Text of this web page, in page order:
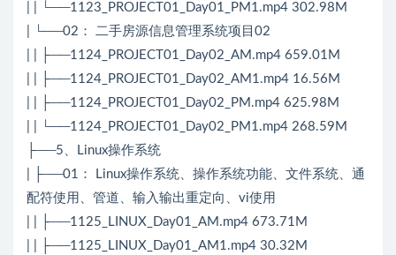
| | └──1123_PROJECT01_Day01_PM1.mp4 302.98M
| └──02： 二手房源信息管理系统项目02
| | ├──1124_PROJECT01_Day02_AM.mp4 659.01M
| | ├──1124_PROJECT01_Day02_AM1.mp4 16.56M
| | ├──1124_PROJECT01_Day02_PM.mp4 625.98M
| | └──1124_PROJECT01_Day02_PM1.mp4 268.59M
├──5、Linux操作系统
| ├──01： Linux操作系统、操作系统功能、文件系统、通
配符使用、管道、输入输出重定向、vi使用
| | ├──1125_LINUX_Day01_AM.mp4 673.71M
| | ├──1125_LINUX_Day01_AM1.mp4 30.32M